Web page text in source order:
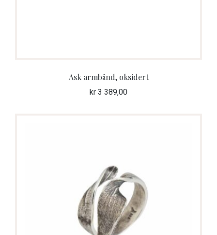
Ask armbånd, oksidert
kr 3 389,00